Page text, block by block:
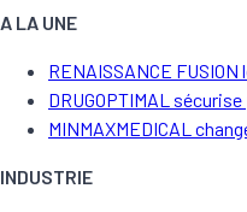
A LA UNE
RENAISSANCE FUSION
DRUGOPTIMAL
MINMAXMEDICAL
INDUSTRIE